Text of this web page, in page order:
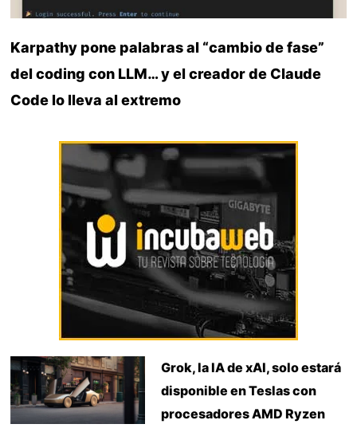
Karpathy pone palabras al “cambio de fase”
del coding con LLM… y el creador de Claude
Code lo lleva al extremo
Grok, la IA de xAI, solo estará
disponible en Teslas con
procesadores AMD Ryzen